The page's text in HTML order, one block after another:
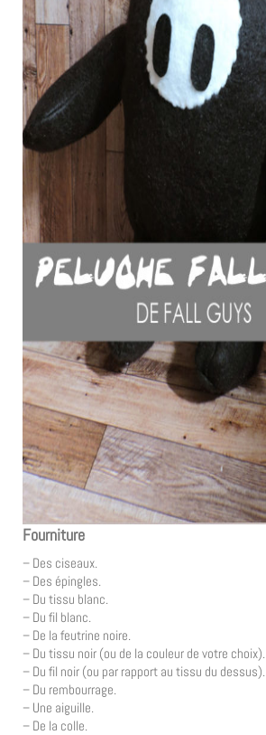
Fourniture
– Des ciseaux.
– Des épingles.
– Du tissu blanc.
– Du fil blanc.
– De la feutrine noire.
– Du tissu noir (ou de la couleur de votre choix).
– Du fil noir (ou par rapport au tissu du dessus).
– Du rembourrage.
– Une aiguille.
– De la colle.